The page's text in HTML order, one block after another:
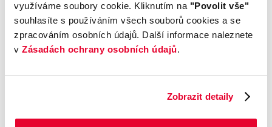
využíváme soubory cookie. Kliknutím na "Povolit vše"
souhlasíte s používáním všech souborů cookies a se
zpracováním osobních údajů. Další informace naleznete
v Zásadách ochrany osobních údajů.
Zobrazit detaily